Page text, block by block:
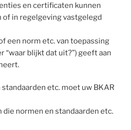
en certificaten kunnen
in regelgeving vastgelegd
een norm etc. van toepassing
“waar blijkt dat uit?”) geeft aan
etc. moet uw BKAR
die normen en standaarden etc.